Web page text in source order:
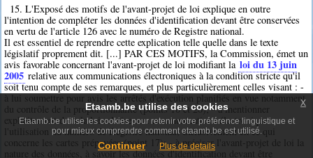
15. L'Exposé des motifs de l'avant-projet de loi explique en outre
l'intention de compléter les données d'identification devant être conservées
en vertu de l'article 126 avec le numéro de Registre national.
Il est essentiel de reprendre cette explication telle quelle dans le texte
législatif proprement dit. [...] PAR CES MOTIFS, la Commission, émet un
avis favorable concernant l'avant-projet de loi modifiant la loi du 13 juin
2005 relative aux communications électroniques à la condition stricte qu'il
soit tenu compte de ses remarques, et plus particulièrement celles visant : -
à lui soumettre pour avis les arrêtés d'exécution planifiés en vue notamment
du contrôle de la proportionnalité (points 10 et 20); - à mentionner
explicitement dans la loi relative aux communications électroniques
l'utilisation du numéro de Registre national, exclusivement en ce qui
concerne les cartes prépayées (point 17); - à préciser l'avant-projet de loi la
nature des données, à savoir les données d'identification devant être
Etaamb.be utilise des cookies
Etaamb.be utilise les cookies pour retenir votre préférence linguistique et
pour mieux comprendre comment etaamb.be est utilisé.
Continuer Plus de details
x